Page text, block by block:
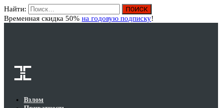
Найти:
Временная скидка 50% на годовую подписку!
Взлом